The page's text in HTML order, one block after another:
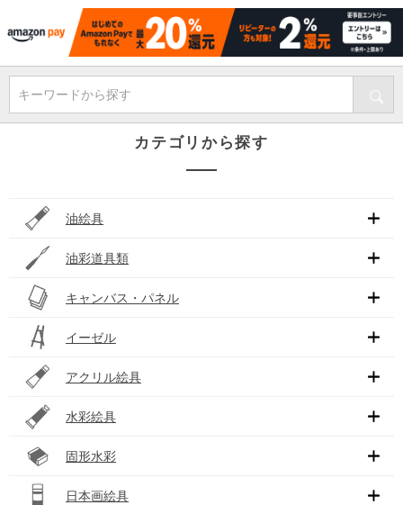
キーワードから探す
カテゴリから探す
油絵具
油彩道具類
キャンバス・パネル
イーゼル
アクリル絵具
水彩絵具
固形水彩
日本画絵具